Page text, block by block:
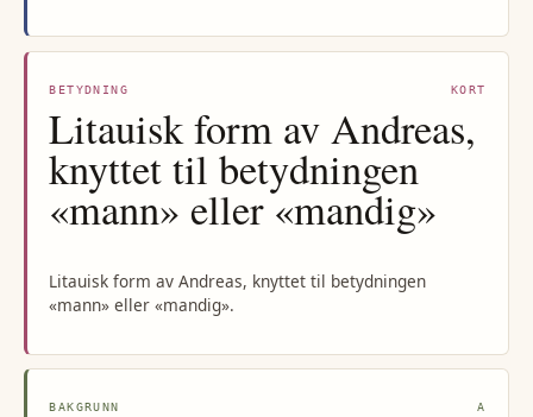
BETYDNING KORT
Litauisk form av Andreas,
knyttet til betydningen
«mann» eller «mandig»
Litauisk form av Andreas, knyttet til betydningen
«mann» eller «mandig».
BAKGRUNN A